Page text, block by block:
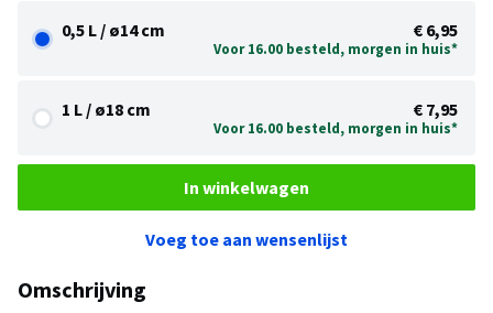
0,5 L / ø14 cm € 6,95
Voor 16.00 besteld, morgen in huis*
1 L / ø18 cm € 7,95
Voor 16.00 besteld, morgen in huis*
In winkelwagen
Voeg toe aan wensenlijst
Omschrijving